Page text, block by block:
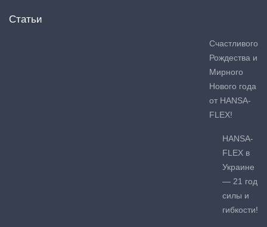
Статьи
Счастливого
Рождества и
Мирного
Нового года
от HANSA-
FLEX!
HANSA-
FLEX в
Украине
— 21 год
силы и
гибкости!